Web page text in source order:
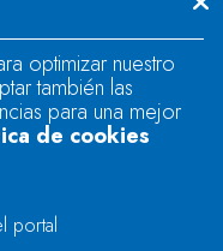
el campo
el campo
optimizar nuestro
también las
para una mejor
de cookies
portal